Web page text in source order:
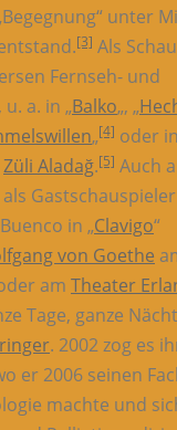
unter
[3] Als
Fernseh- und
a. in „Balko„, „
„[4] oder
Züli Aladağ.[5] Auch
in „Clavigo“
von Goethe
am Theater
Tage, ganze
. 2002 zog es
er 2006 seinen
machte und